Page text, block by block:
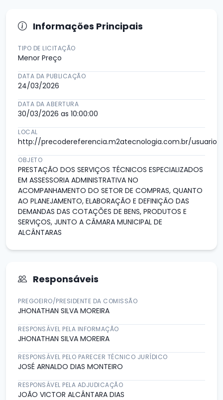
Informações Principais
TIPO DE LICITAÇÃO
Menor Preço
DATA DA PUBLICAÇÃO
24/03/2026
DATA DA ABERTURA
30/03/2026 as 10:00:00
LOCAL
http://precodereferencia.m2atecnologia.com.br/usuario/
OBJETO
PRESTAÇÃO DOS SERVIÇOS TÉCNICOS ESPECIALIZADOS
EM ASSESSORIA ADMINISTRATIVA NO
ACOMPANHAMENTO DO SETOR DE COMPRAS, QUANTO
AO PLANEJAMENTO, ELABORAÇÃO E DEFINIÇÃO DAS
DEMANDAS DAS COTAÇÕES DE BENS, PRODUTOS E
SERVIÇOS, JUNTO A CÂMARA MUNICIPAL DE
ALCÂNTARAS
Responsáveis
PREGOEIRO/PRESIDENTE DA COMISSÃO
JHONATHAN SILVA MOREIRA
RESPONSÁVEL PELA INFORMAÇÃO
JHONATHAN SILVA MOREIRA
RESPONSÁVEL PELO PARECER TÉCNICO JURÍDICO
JOSÉ ARNALDO DIAS MONTEIRO
RESPONSÁVEL PELA ADJUDICAÇÃO
JOÃO VICTOR ALCÂNTARA DIAS